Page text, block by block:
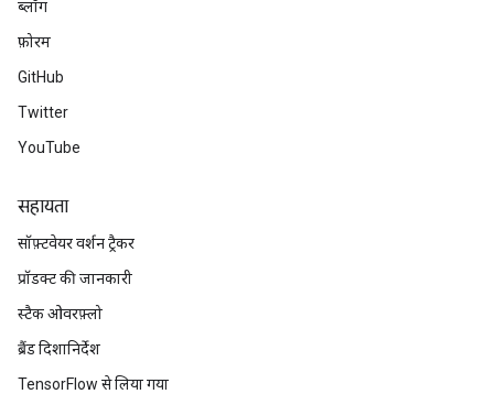
ब्लॉग
फ़ोरम
GitHub
Twitter
YouTube
सहायता
सॉफ़्टवेयर वर्शन ट्रैकर
प्रॉडक्ट की जानकारी
स्टैक ओवरफ़्लो
ब्रैंड दिशानिर्देश
TensorFlow से लिया गया